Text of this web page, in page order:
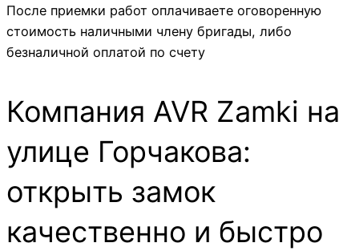
После приемки работ оплачиваете оговоренную
стоимость наличными члену бригады, либо
безналичной оплатой по счету
Компания AVR Zamki на
улице Горчакова:
открыть замок
качественно и быстро